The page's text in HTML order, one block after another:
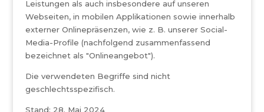
Leistungen als auch insbesondere auf unseren
Webseiten, in mobilen Applikationen sowie innerhalb
externer Onlinepräsenzen, wie z. B. unserer Social-
Media-Profile (nachfolgend zusammenfassend
bezeichnet als "Onlineangebot").
Die verwendeten Begriffe sind nicht
geschlechtsspezifisch.
Stand: 28. Mai 2024